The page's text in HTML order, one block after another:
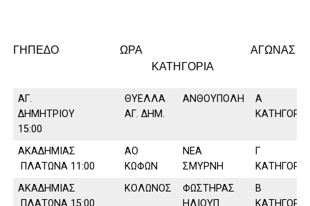
ΓΗΠΕ∆Ο ΩΡΑ ΑΓΩΝΑΣ
ΚΑΤΗΓΟΡΙΑ
ΑΓ.
∆ΗΜΗΤΡΙΟΥ
15:00
ΘΥΕΛΛΑ
ΑΓ. ∆ΗΜ.
ΑΝΘΟΥΠΟΛΗ
Α
ΚΑΤΗΓΟΡΙΑ
ΑΚΑ∆ΗΜΙΑΣ
ΠΛΑΤΩΝΑ 11:00
ΑΟ
ΚΩΦΩΝ
ΝΕΑ
ΣΜΥΡΝΗ
Γ
ΚΑΤΗΓΟΡΙΑ
ΑΚΑ∆ΗΜΙΑΣ
ΠΛΑΤΩΝΑ 15:00
ΚΟΛΩΝΟΣ
ΦΩΣΤΗΡΑΣ
ΗΛΙΟΥΠ.
Β
ΚΑΤΗΓΟΡΙΑ